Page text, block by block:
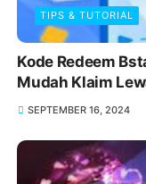
TIPS & TUTORIAL
Kode Redeem
Mudah Klaim
SEPTEMBER 16, 2024